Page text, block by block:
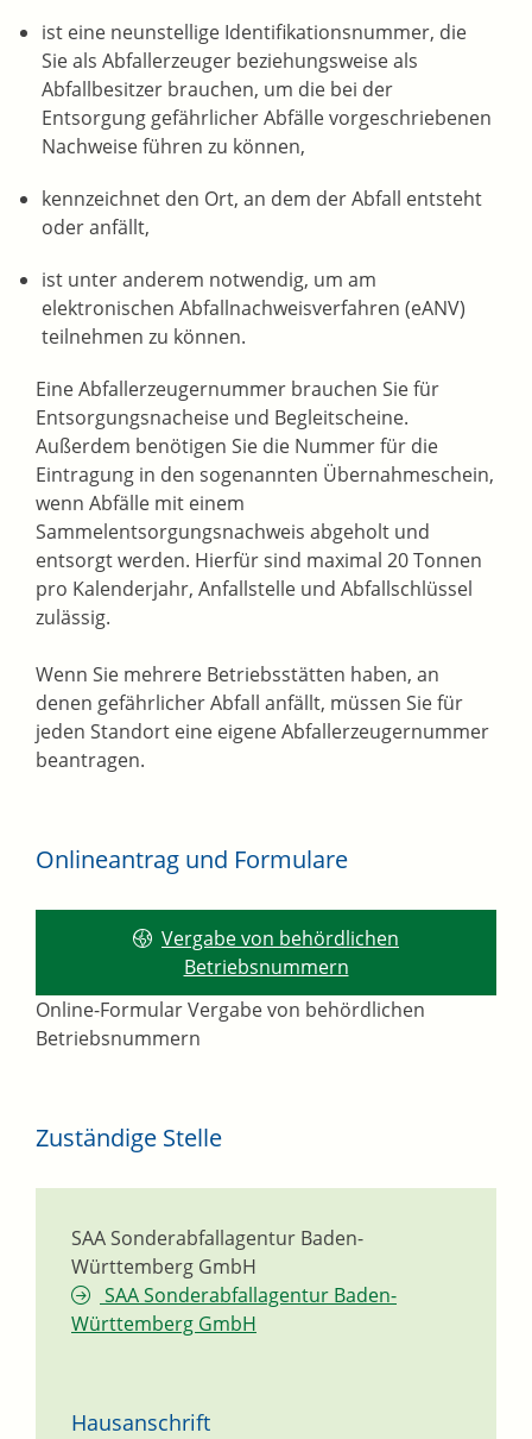
ist eine neunstellige Identifikationsnummer, die
Sie als Abfallerzeuger beziehungsweise als
Abfallbesitzer brauchen, um die bei der
Entsorgung gefährlicher Abfälle vorgeschriebenen
Nachweise führen zu können,
kennzeichnet den Ort, an dem der Abfall entsteht
oder anfällt,
ist unter anderem notwendig, um am
elektronischen Abfallnachweisverfahren (eANV)
teilnehmen zu können.
Eine Abfallerzeugernummer brauchen Sie für
Entsorgungsnacheise und Begleitscheine.
Außerdem benötigen Sie die Nummer für die
Eintragung in den sogenannten Übernahmeschein,
wenn Abfälle mit einem
Sammelentsorgungsnachweis abgeholt und
entsorgt werden. Hierfür sind maximal 20 Tonnen
pro Kalenderjahr, Anfallstelle und Abfallschlüssel
zulässig.
Wenn Sie mehrere Betriebsstätten haben, an
denen gefährlicher Abfall anfällt, müssen Sie für
jeden Standort eine eigene Abfallerzeugernummer
beantragen.
Onlineantrag und Formulare
Vergabe von behördlichen
Betriebsnummern
Online-Formular Vergabe von behördlichen
Betriebsnummern
Zuständige Stelle
SAA Sonderabfallagentur Baden-
Württemberg GmbH
SAA Sonderabfallagentur Baden-
Württemberg GmbH
Hausanschrift